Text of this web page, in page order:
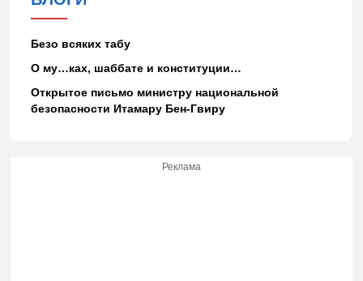
Безо всяких табу
О му…ках, шаббате и конституции…
Открытое письмо министру национальной
безопасности Итамару Бен-Гвиру
Реклама